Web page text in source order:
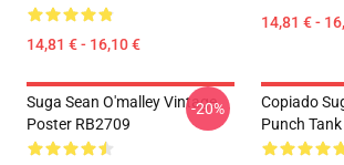
14,81 € - 16,10 €
14,81 € -
Suga Sean O'malley Vintage
Poster RB2709
-20%
Copiado
Punch